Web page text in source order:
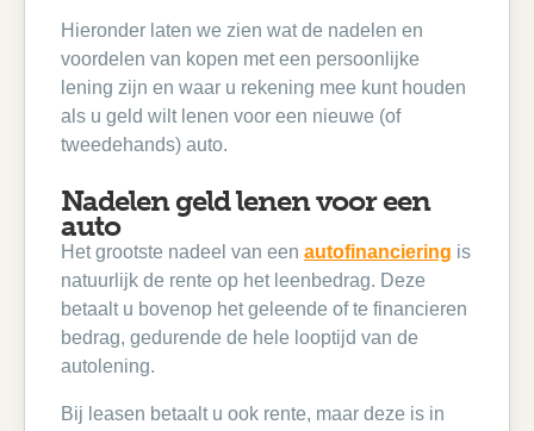
Hieronder laten we zien wat de nadelen en
voordelen van kopen met een persoonlijke
lening zijn en waar u rekening mee kunt houden
als u geld wilt lenen voor een nieuwe (of
tweedehands) auto.
Nadelen geld lenen voor een
auto
Het grootste nadeel van een autofinanciering is
natuurlijk de rente op het leenbedrag. Deze
betaalt u bovenop het geleende of te financieren
bedrag, gedurende de hele looptijd van de
autolening.
Bij leasen betaalt u ook rente, maar deze is in